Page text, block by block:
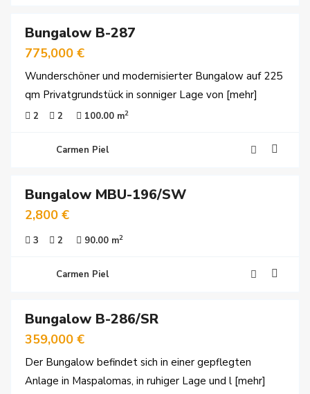
Bungalow B-287
775,000 €
Wunderschöner und modernisierter Bungalow auf 225
qm Privatgrundstück in sonniger Lage von [mehr]
2 2 100.00 m2
Carmen Piel
Bungalow MBU-196/SW
2,800 €
3 2 90.00 m2
Carmen Piel
Bungalow B-286/SR
359,000 €
Der Bungalow befindet sich in einer gepflegten
Anlage in Maspalomas, in ruhiger Lage und l [mehr]